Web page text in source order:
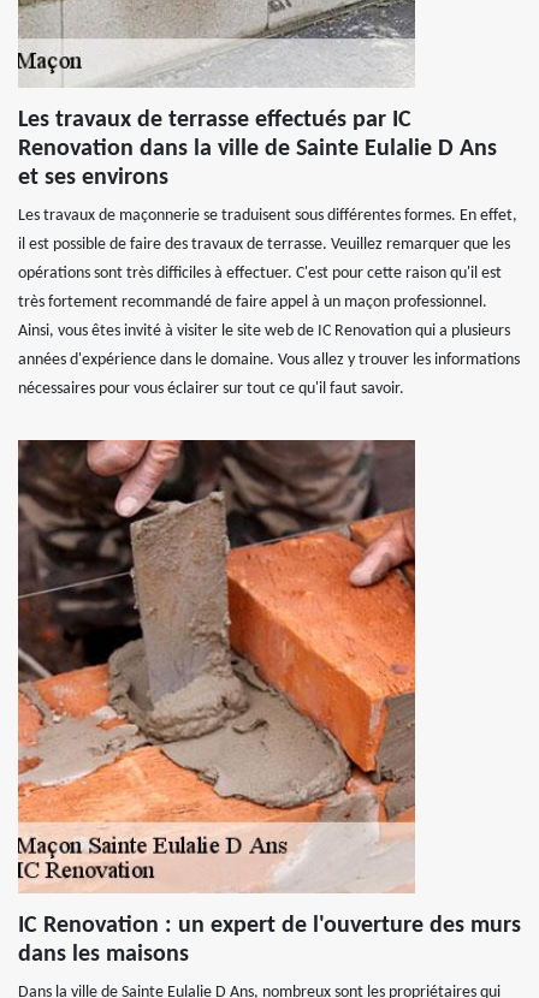
Les travaux de terrasse effectués par IC
Renovation dans la ville de Sainte Eulalie D Ans
et ses environs
Les travaux de maçonnerie se traduisent sous différentes formes. En effet,
il est possible de faire des travaux de terrasse. Veuillez remarquer que les
opérations sont très difficiles à effectuer. C'est pour cette raison qu'il est
très fortement recommandé de faire appel à un maçon professionnel.
Ainsi, vous êtes invité à visiter le site web de IC Renovation qui a plusieurs
années d'expérience dans le domaine. Vous allez y trouver les informations
nécessaires pour vous éclairer sur tout ce qu'il faut savoir.
IC Renovation : un expert de l'ouverture des murs
dans les maisons
Dans la ville de Sainte Eulalie D Ans, nombreux sont les propriétaires qui